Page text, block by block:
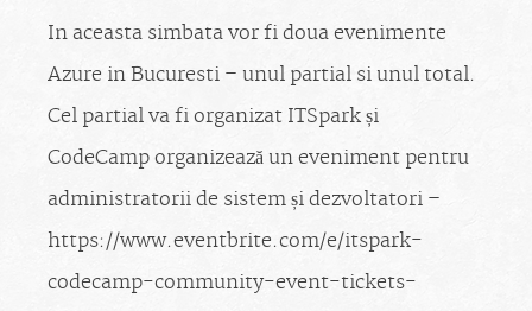
In aceasta simbata vor fi doua evenimente
Azure in Bucuresti – unul partial si unul total.
Cel partial va fi organizat ITSpark și
CodeCamp organizează un eveniment pentru
administratorii de sistem și dezvoltatori –
https://www.eventbrite.com/e/itspark-
codecamp-community-event-tickets-